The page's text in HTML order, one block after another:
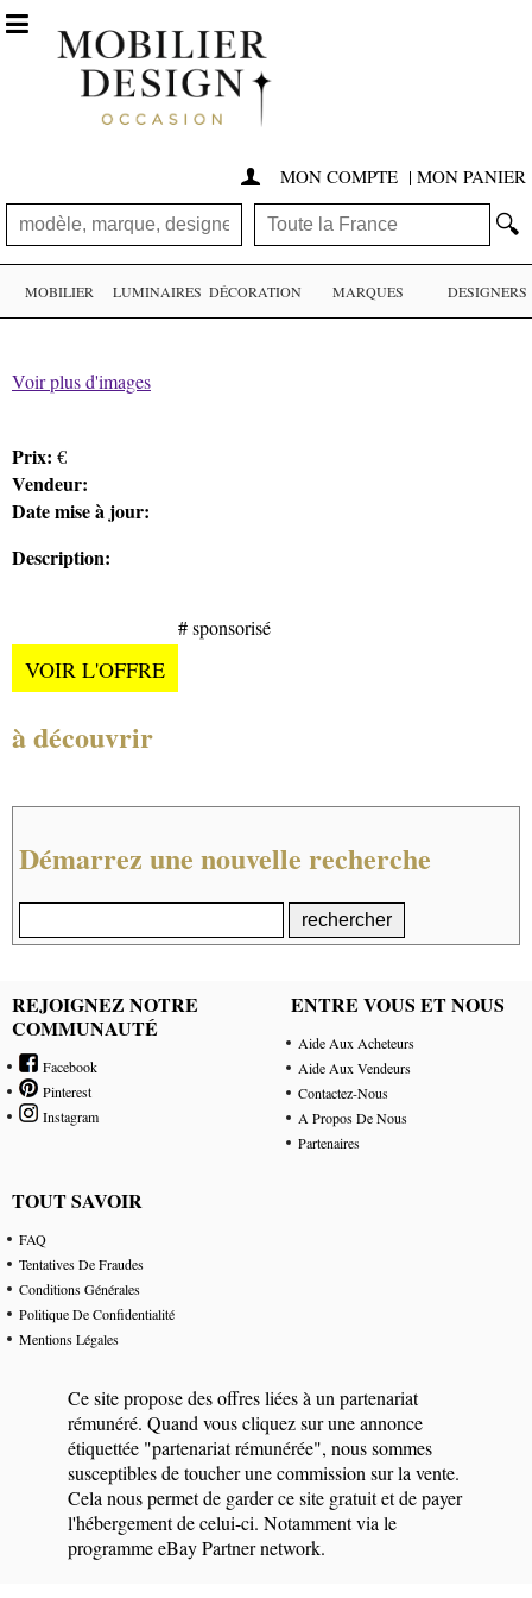
 MON COMPTE | MON PANIER
🔍

MOBILIER LUMINAIRES DÉCORATION MARQUES DESIGNERS
Voir plus d'images
Prix: €
Vendeur:
Date mise à jour:
Description:
VOIR L'OFFRE
# sponsorisé
à découvrir
Démarrez une nouvelle recherche
REJOIGNEZ NOTRE
COMMUNAUTÉ
Facebook
Pinterest
Instagram
ENTRE VOUS ET NOUS
Aide Aux Acheteurs
Aide Aux Vendeurs
Contactez-Nous
A Propos De Nous
Partenaires
TOUT SAVOIR
FAQ
Tentatives De Fraudes
Conditions Générales
Politique De Confidentialité
Mentions Légales
Ce site propose des offres liées à un partenariat
rémunéré. Quand vous cliquez sur une annonce
étiquettée "partenariat rémunérée", nous sommes
susceptibles de toucher une commission sur la vente.
Cela nous permet de garder ce site gratuit et de payer
l'hébergement de celui-ci. Notamment via le
programme eBay Partner network.